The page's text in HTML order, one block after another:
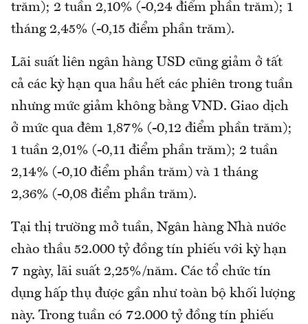
trăm); 2 tuần 2,10% (-0,24 điểm phần trăm); 1
tháng 2,45% (-0,15 điểm phần trăm).
Lãi suất liên ngân hàng USD cũng giảm ở tất
cả các kỳ hạn qua hầu hết các phiên trong tuần
nhưng mức giảm không bằng VND. Giao dịch
ở mức qua đêm 1,87% (-0,12 điểm phần trăm);
1 tuần 2,01% (-0,11 điểm phần trăm); 2 tuần
2,14% (-0,10 điểm phần trăm) và 1 tháng
2,36% (-0,08 điểm phần trăm).
Tại thị trường mở tuần, Ngân hàng Nhà nước
chào thầu 52.000 tỷ đồng tín phiếu với kỳ hạn
7 ngày, lãi suất 2,25%/năm. Các tổ chức tín
dụng hấp thụ được gần như toàn bộ khối lượng
này. Trong tuần có 72.000 tỷ đồng tín phiếu